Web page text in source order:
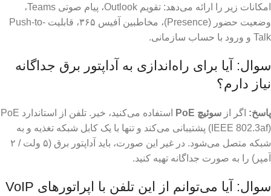
امکانات زیر را ارائه می‌دهد: تقویم Outlook، پیام صوتی Teams،
وضعیت حضور (Presence)، مخاطبین آفیس ۳۶۵، قابلیت Push-to-
Talk و ورود با حساب سازمانی.
سوال: آیا برای راه‌اندازی به آداپتور برق جداگانه
نیاز دارم؟
پاسخ: اگر از سوئیچ PoE
استفاده می‌کنید، خیر. تلفن از استاندارد PoE
(IEEE 802.3af) پشتیبانی می‌کند و تنها با یک کابل شبکه تغذیه و به
شبکه متصل می‌شود. در غیر این صورت، باید آداپتور برق (۵ ولت / ۲
آمپر) را به صورت جداگانه تهیه کنید.
سوال: آیا می‌توانم از این تلفن با اپراتورهای VoIP